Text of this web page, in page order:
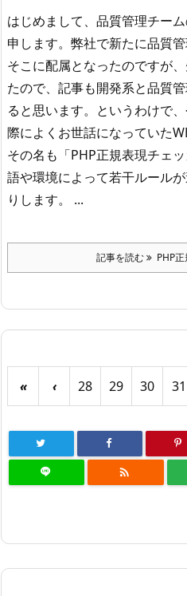
はじめまして、品質管理チー
申します。 弊社で新たに品質
そこに配属となったのですが
たので、記事も開発系と品質
ると思います。 というわけで
際によくお世話になっていた
その名も「PHP正規表現チェッ
語や環境によって若干ルール
りします。
...
記事を読む PHP正
« ‹ 28 29 30 31
